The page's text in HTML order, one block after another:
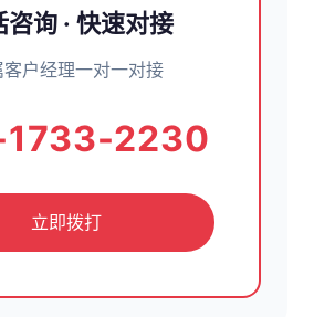
咨询 · 快速对接
客户经理一对一对接
2230
立即拨打